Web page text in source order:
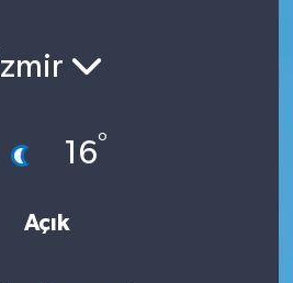
İzmir
16°
Açık